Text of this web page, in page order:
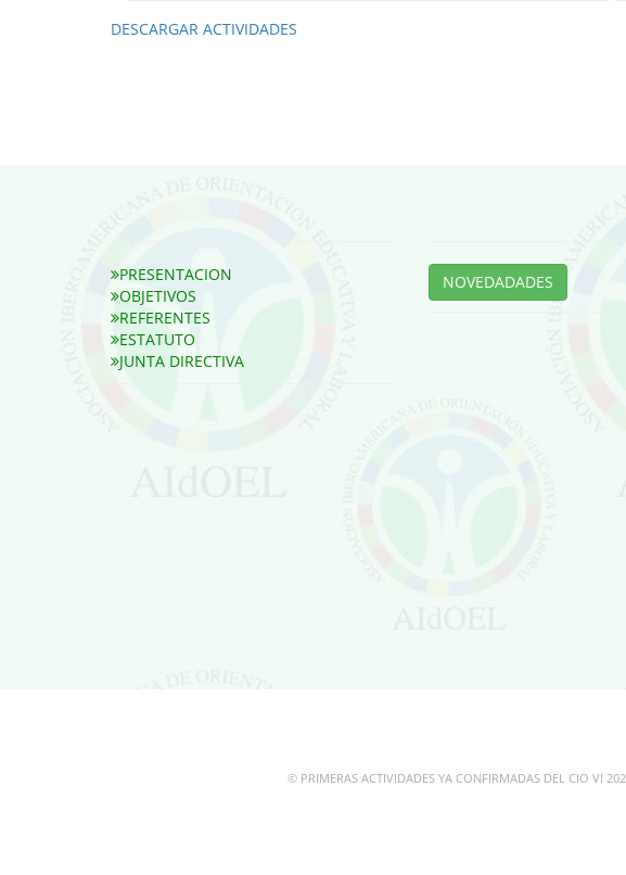
DESCARGAR ACTIVIDADES
PRESENTACION
OBJETIVOS
REFERENTES
ESTATUTO
JUNTA DIRECTIVA
NOVEDADADES
© PRIMERAS ACTIVIDADES YA CONFIRMADAS DEL CIO VI